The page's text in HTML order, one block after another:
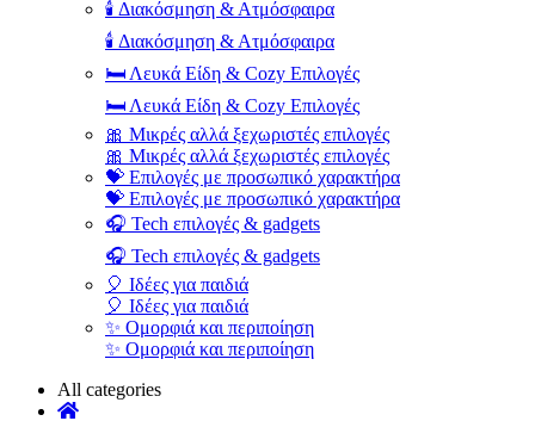
🕯️ Διακόσμηση & Ατμόσφαιρα
🕯️ Διακόσμηση & Ατμόσφαιρα
🛏️ Λευκά Είδη & Cozy Επιλογές
🛏️ Λευκά Είδη & Cozy Επιλογές
🎀 Μικρές αλλά ξεχωριστές επιλογές
🎀 Μικρές αλλά ξεχωριστές επιλογές
💝 Επιλογές με προσωπικό χαρακτήρα
💝 Επιλογές με προσωπικό χαρακτήρα
🎧 Tech επιλογές & gadgets
🎧 Tech επιλογές & gadgets
🎈 Ιδέες για παιδιά
🎈 Ιδέες για παιδιά
✨ Ομορφιά και περιποίηση
✨ Ομορφιά και περιποίηση
All categories